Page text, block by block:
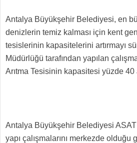
Antalya Büyükşehir Belediyesi, en
denizlerin temiz kalması için kent
tesislerinin kapasitelerini artırmayı
Müdürlüğü tarafından yapılan
Arıtma Tesisinin kapasitesi yüzde 40
Antalya Büyükşehir Belediyesi
yapı çalışmalarını merkezde olduğu